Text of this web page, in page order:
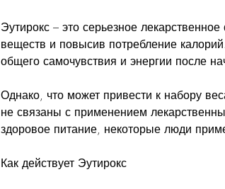
Эутирокс – это серьезное
веществ и повысив потребление
общего самочувствия и энергии после
Однако, что может привести к набору
не связаны с применением
здоровое питание, некоторые люди
Как действует Эутирокс